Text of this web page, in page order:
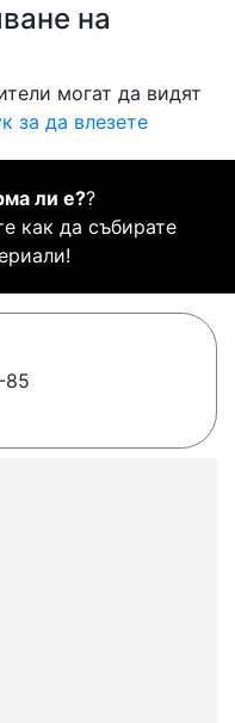
на
могат да видят
за да влезете
ли е??
как да събирате
85